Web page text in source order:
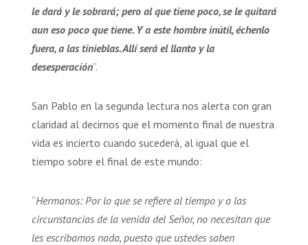
le dará y le sobrará; pero al que tiene poco, se le quitará
aun eso poco que tiene. Y a este hombre inútil, échenlo
fuera, a las tinieblas. Allí será el llanto y la
desesperación”.
San Pablo en la segunda lectura nos alerta con gran
claridad al decirnos que el momento final de nuestra
vida es incierto cuando sucederá, al igual que el
tiempo sobre el final de este mundo:
“Hermanos: Por lo que se refiere al tiempo y a las
circunstancias de la venida del Señor, no necesitan que
les escribamos nada, puesto que ustedes saben